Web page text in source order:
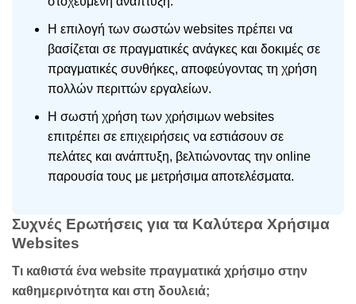
Η επιλογή των σωστών websites πρέπει να
βασίζεται σε πραγματικές ανάγκες και δοκιμές σε
πραγματικές συνθήκες, αποφεύγοντας τη χρήση
πολλών περιττών εργαλείων.
Η σωστή χρήση των χρήσιμων websites
επιτρέπει σε επιχειρήσεις να εστιάσουν σε
πελάτες και ανάπτυξη, βελτιώνοντας την online
παρουσία τους με μετρήσιμα αποτελέσματα.
Συχνές Ερωτήσεις για τα Καλύτερα Χρήσιμα
Websites
Τι καθιστά ένα website πραγματικά χρήσιμο στην
καθημερινότητα και στη δουλειά;